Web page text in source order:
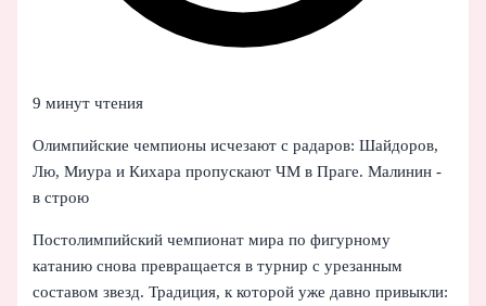
9 минут чтения
Олимпийские чемпионы исчезают с радаров: Шайдоров,
Лю, Миура и Кихара пропускают ЧМ в Праге. Малинин -
в строю
Постолимпийский чемпионат мира по фигурному
катанию снова превращается в турнир с урезанным
составом звезд. Традиция, к которой уже давно привыкли: